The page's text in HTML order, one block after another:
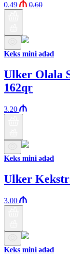
0.49 0.60
Keks mini ədəd
Ulker Olala
162qr
3.20
Keks mini ədəd
Ulker
3.00
Keks mini ədəd